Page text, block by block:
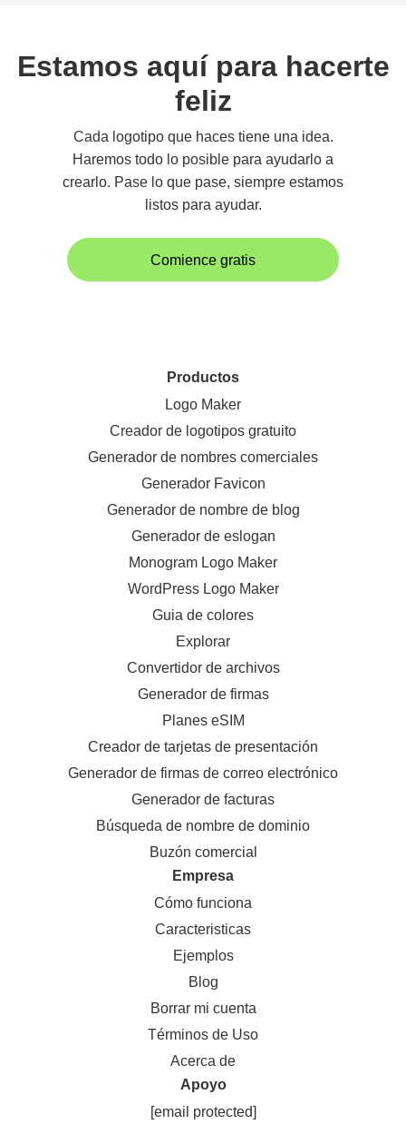
Estamos aquí para hacerte
feliz
Cada logotipo que haces tiene una idea.
Haremos todo lo posible para ayudarlo a
crearlo. Pase lo que pase, siempre estamos
listos para ayudar.
Comience gratis
Productos
Logo Maker
Creador de logotipos gratuito
Generador de nombres comerciales
Generador Favicon
Generador de nombre de blog
Generador de eslogan
Monogram Logo Maker
WordPress Logo Maker
Guia de colores
Explorar
Convertidor de archivos
Generador de firmas
Planes eSIM
Creador de tarjetas de presentación
Generador de firmas de correo electrónico
Generador de facturas
Búsqueda de nombre de dominio
Buzón comercial
Empresa
Cómo funciona
Caracteristicas
Ejemplos
Blog
Borrar mi cuenta
Términos de Uso
Acerca de
Apoyo
[email protected]